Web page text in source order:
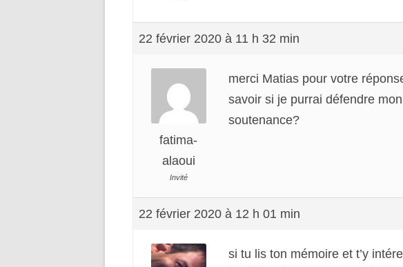
22 février 2020 à 11 h 32 min
fatima-
alaoui
Invité
merci Matias pour votre
savoir si je purrai défendre
soutenance?
22 février 2020 à 12 h 01 min
si tu lis ton mémoire et t’y